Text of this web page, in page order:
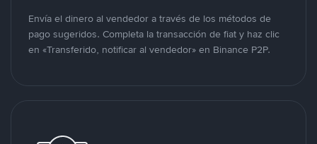
Envía el dinero al vendedor a través de los métodos de
pago sugeridos. Completa la transacción de fiat y haz clic
en «Transferido, notificar al vendedor» en Binance P2P.